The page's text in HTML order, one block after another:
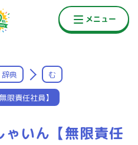
辞典 む
限責任社員】
いん【無限責任